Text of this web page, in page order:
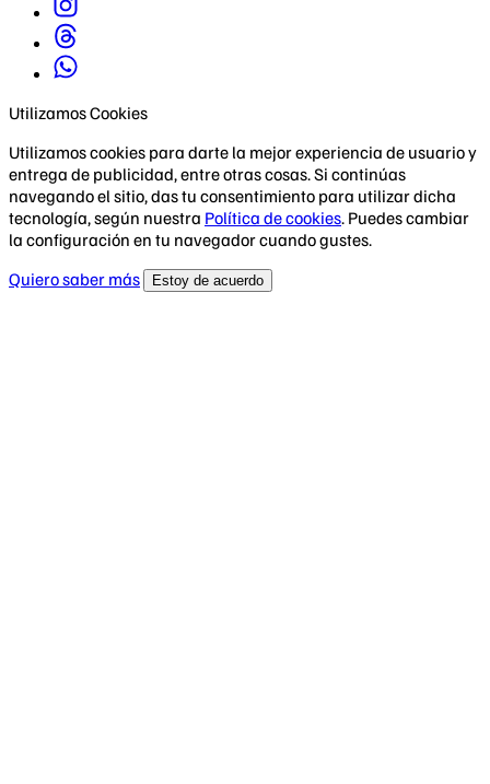
Utilizamos Cookies
Utilizamos cookies para darte la mejor experiencia de usuario y
entrega de publicidad, entre otras cosas. Si continúas
navegando el sitio, das tu consentimiento para utilizar dicha
tecnología, según nuestra Política de cookies. Puedes cambiar
la configuración en tu navegador cuando gustes.
Quiero saber más
Estoy de acuerdo